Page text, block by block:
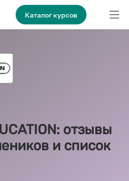
Каталог курсов
отзывы
и список